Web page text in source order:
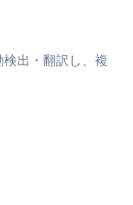
出・翻訳し、複